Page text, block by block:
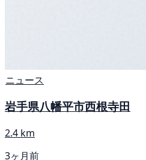
ニュース
岩手県八幡平市西根寺田
2.4 km
3ヶ月前